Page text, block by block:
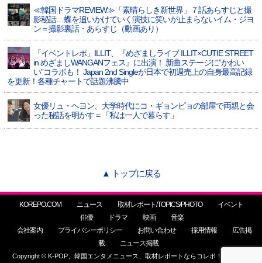
≪韓国ドラマREVIEW≫「素晴らしき新世界」７話あらすじと撮
影秘話…蝶を追いかけていく演技に笑いが止まらないイム・ジヨ
ン＝撮影裏話・あらすじ（動画あり）
「イベントレポ」ILLIT、『めざましライブ ILLIT×CUTIE STREET
in めざましWANGANフェス』に出演！ 新曲ステージに”かわい
い”コラボも！ Japan 2nd Singleが日本で初週売上の自身最高記録
を更新！各種チャートで話題沸騰中
女優リュ・ヘヨン、大学時代にコ・ギョンピョの部屋で両親と会
った秘話を明かす＝「私は一人で暮らす」
▲ トップに戻る
KOREPO.COM ニュース 取材レポート/TOPICS/PHOTO
イベント
俳優
ドラマ 映画
音楽
会社案内
プライバシーポリシー お問い合わせ 採用情報
広告掲
載
ニュース掲載
Copyright © K-POP、韓国エンタメニュース、取材レポートならコレポ！ All Rights